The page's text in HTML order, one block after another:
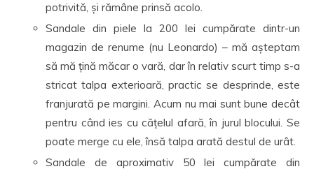
potrivită, și rămâne prinsă acolo.
Sandale din piele la 200 lei cumpărate dintr-un
magazin de renume (nu Leonardo) – mă așteptam
să mă țină măcar o vară, dar în relativ scurt timp s-a
stricat talpa exterioară, practic se desprinde, este
franjurată pe margini. Acum nu mai sunt bune decât
pentru când ies cu cățelul afară, în jurul blocului. Se
poate merge cu ele, însă talpa arată destul de urât.
Sandale de aproximativ 50 lei cumpărate din